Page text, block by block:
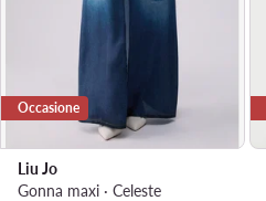
Occasione
Liu Jo
Gonna maxi · Celeste